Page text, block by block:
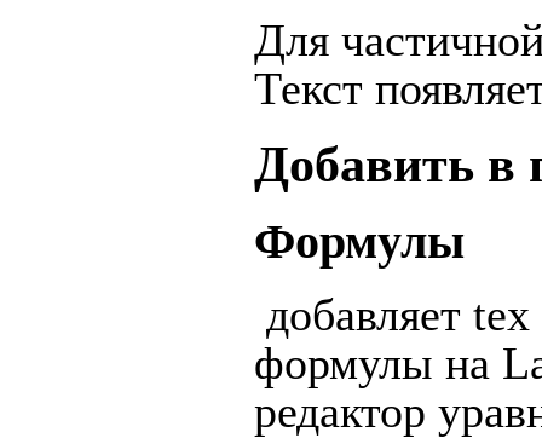
Для
Текст
Добавить в
Формулы
добавляет
формулы на
редактор